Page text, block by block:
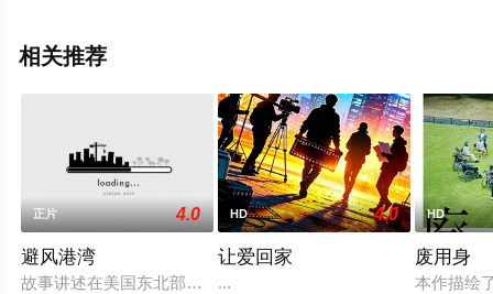
相关推荐
正片 4.0
避风港湾
故事讲述在美国东北部一个小镇的农场，一个怀抱音乐理想的
HD 4.0
让爱回家
...
HD
废用身
本作描绘